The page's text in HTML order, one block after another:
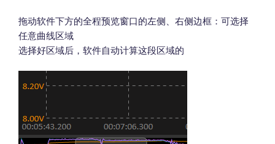
拖动软件下方的全程预览窗口的左侧、右侧边框：可选择
任意曲线区域
选择好区域后，软件自动计算这段区域的